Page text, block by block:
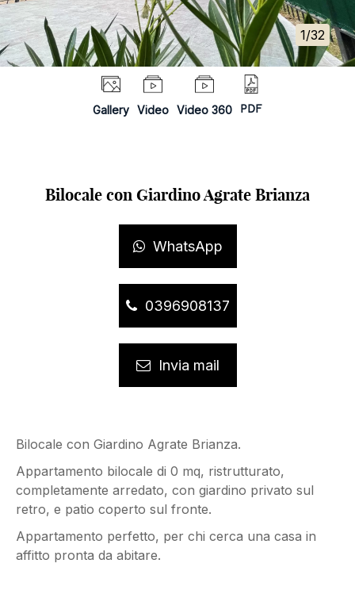
1/32
Gallery Video Video 360 PDF
Bilocale con Giardino Agrate Brianza
WhatsApp
0396908137
Invia mail
Bilocale con Giardino Agrate Brianza.
Appartamento bilocale di 0 mq, ristrutturato,
completamente arredato, con giardino privato sul
retro, e patio coperto sul fronte.
Appartamento perfetto, per chi cerca una casa in
affitto pronta da abitare.